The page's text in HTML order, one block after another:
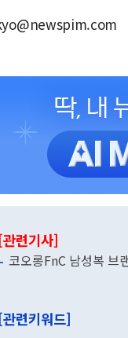
련기사]
코오롱FnC 남성복 브
련키워드]